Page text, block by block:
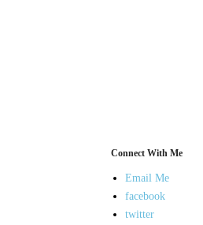
Connect With Me
Email Me
facebook
twitter